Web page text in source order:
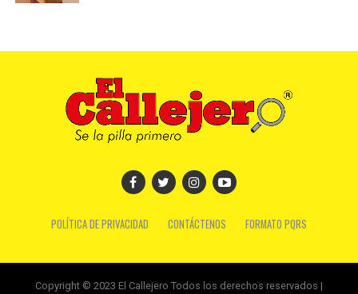
POLÍTICA DE PRIVACIDAD CONTÁCTENOS FORMATO PQRS
Copyright © 2023 El Callejero Todos los derechos reservados |